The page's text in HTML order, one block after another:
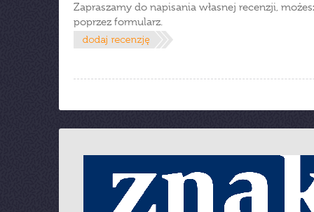
Zapraszamy do napisania własnej recenzji,
poprzez formularz.